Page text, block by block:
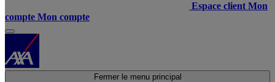
Espace client Mon
compte Mon compte
Fermer le menu principal